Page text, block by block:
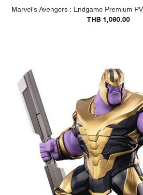
Marvel's Avengers : Endgame Premium
THB 1,090.00